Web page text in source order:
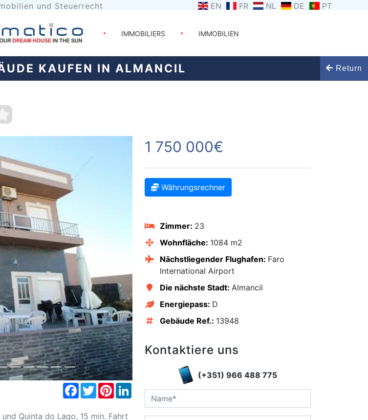
und Steuerrecht EN FR NL DE PT
IMMOBILIERS IMMOBILIEN
KAUFEN IN ALMANCIL Return
Facebook
TwitterPinterestLinkedIn
Quinta do Lago, 15 min. Fahrt
1 750 000€
Währungsrechner
Zimmer: 23
Wohnfläche: 1084 m2
Nächstliegender Flughafen: Faro
International Airport
Die nächste Stadt: Almancil
Energiepass: D
Gebäude Ref.: 13948
Kontaktiere uns
(+351) 966 488 775